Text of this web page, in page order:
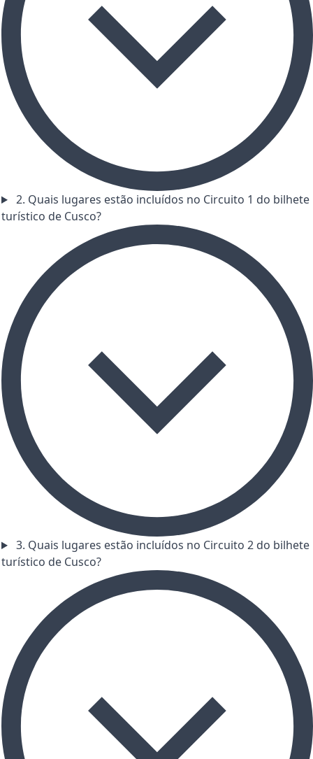
2. Quais lugares estão incluídos no Circuito 1 do bilhete
turístico de Cusco?
3. Quais lugares estão incluídos no Circuito 2 do bilhete
turístico de Cusco?